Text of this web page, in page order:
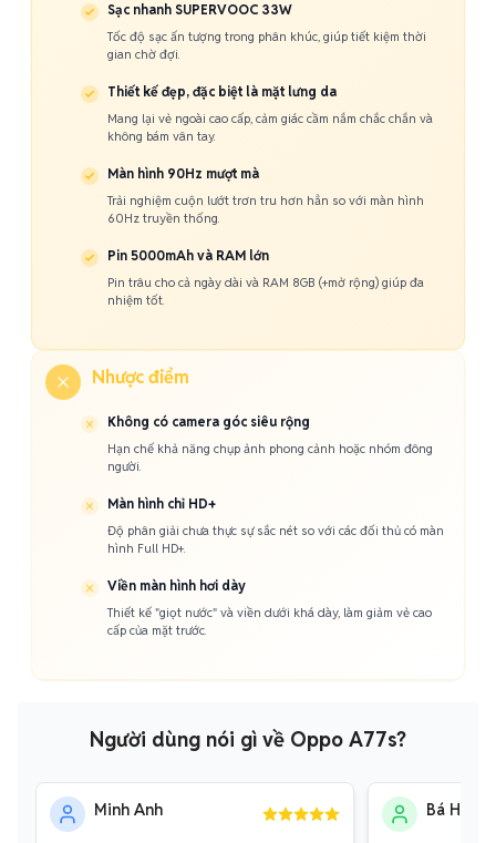
Sạc nhanh SUPERVOOC 33W
Tốc độ sạc ấn tượng trong phân khúc, giúp tiết kiệm thời
gian chờ đợi.
Thiết kế đẹp, đặc biệt là mặt lưng da
Mang lại vẻ ngoài cao cấp, cảm giác cầm nắm chắc chắn và
không bám vân tay.
Màn hình 90Hz mượt mà
Trải nghiệm cuộn lướt trơn tru hơn hẳn so với màn hình
60Hz truyền thống.
Pin 5000mAh và RAM lớn
Pin trâu cho cả ngày dài và RAM 8GB (+mở rộng) giúp đa
nhiệm tốt.
Nhược điểm
Không có camera góc siêu rộng
Hạn chế khả năng chụp ảnh phong cảnh hoặc nhóm đông
người.
Màn hình chỉ HD+
Độ phân giải chưa thực sự sắc nét so với các đối thủ có màn
hình Full HD+.
Viền màn hình hơi dày
Thiết kế "giọt nước" và viền dưới khá dày, làm giảm vẻ cao
cấp của mặt trước.
Người dùng nói gì về Oppo A77s?
Minh Anh Bá Hùng